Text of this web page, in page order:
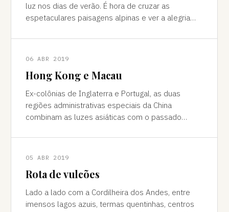
luz nos dias de verão. É hora de cruzar as
espetaculares paisagens alpinas e ver a alegria
06 ABR 2019
Hong Kong e Macau
Ex-colônias de Inglaterra e Portugal, as duas
regiões administrativas especiais da China
combinam as luzes asiáticas com o passado
05 ABR 2019
Rota de vulcões
Lado a lado com a Cordilheira dos Andes, entre
imensos lagos azuis, termas quentinhas, centros